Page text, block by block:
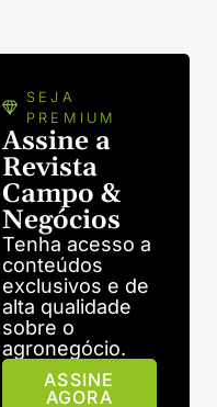
SEJA
PREMIUM
Assine a
Revista
Campo &
Negócios
Tenha acesso a
conteúdos
exclusivos e de
alta qualidade
sobre o
agronegócio.
ASSINE
AGORA